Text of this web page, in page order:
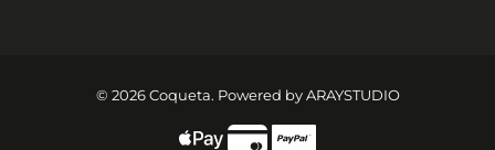
© 2026 Coqueta. Powered byARAYSTUDIO